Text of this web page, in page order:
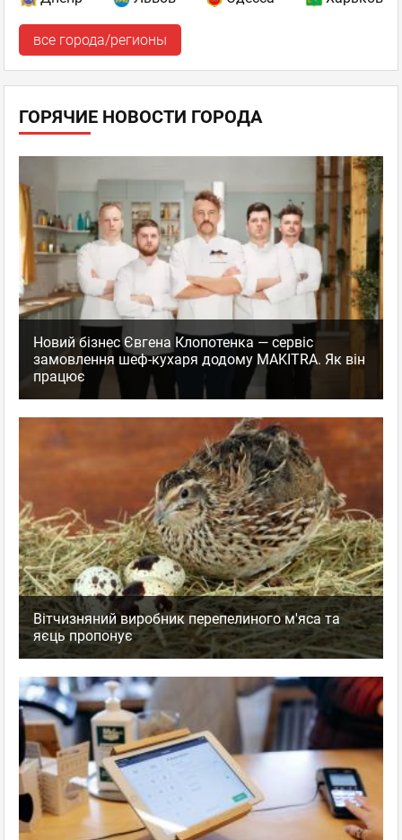
все города/регионы
ГОРЯЧИЕ НОВОСТИ ГОРОДА
Новий бізнес Євгена Клопотенка — сервіс
замовлення шеф-кухаря додому MAKITRA. Як він
працює
Вітчизняний виробник перепелиного м'яса та
яєць пропонує